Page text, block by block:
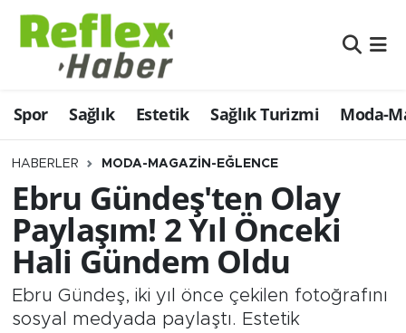
Spor Sağlık Estetik Sağlık Turizmi Moda-
HABERLER MODA-MAGAZIN-EĞLENCE
Ebru Gündeş'ten Olay
Paylaşım! 2 Yıl Önceki
Hali Gündem Oldu
Ebru Gündeş, iki yıl önce çekilen fotoğrafını
sosyal medyada paylaştı. Estetik
Eğitim
Estetik
Firmalardan
Güncel
İş ve Ekonomi
Moda-Magazin-Eğlence
Nöbetçi Eczaneler
Hava Durumu
Namaz Vakitleri
Trafik Durumu
Şampiyonlar Ligi Puan Durumu ve Fikstür
Tüm Manşetler